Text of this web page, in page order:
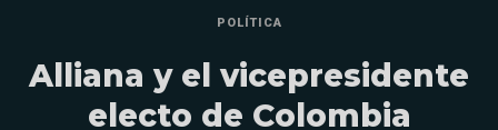
POLÍTICA
Alliana y el vicepresidente
electo de Colombia